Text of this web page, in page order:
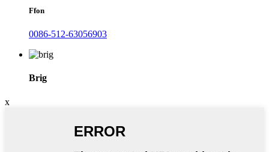
Ffon
0086-512-63056903
Brig
x